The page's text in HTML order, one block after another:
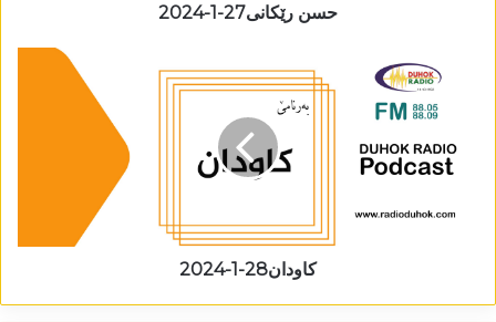
حسن رێکانی27-1-2024
کاودان28-1-2024